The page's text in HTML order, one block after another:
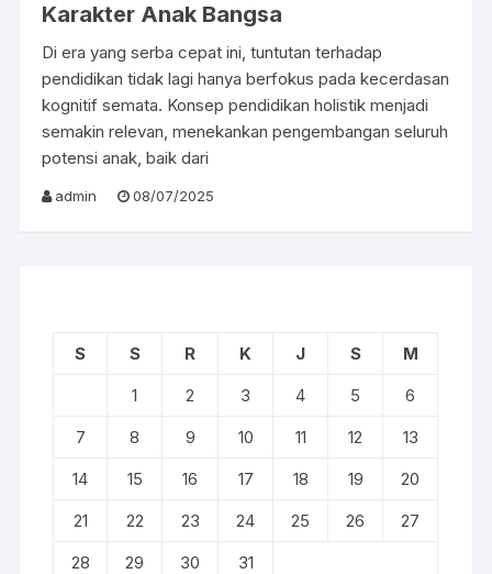
Karakter Anak Bangsa
Di era yang serba cepat ini, tuntutan terhadap
pendidikan tidak lagi hanya berfokus pada kecerdasan
kognitif semata. Konsep pendidikan holistik menjadi
semakin relevan, menekankan pengembangan seluruh
potensi anak, baik dari
admin 08/07/2025
S S R K J S
M
1
2 3 4 5
6
7
8 9 10 11 12
13
14
15 16 17 18 19
20
21
22 23 24 25 26
27
28
29 30 31